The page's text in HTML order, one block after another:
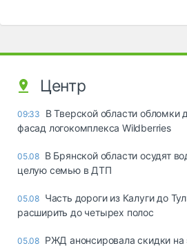
Центр
09:33
В Тверской области обломки
фасад логокомплекса Wildberries
05.08 В Брянской области осудят
целую семью в ДТП
05.08 Часть дороги из Калуги до
расширить до четырех полос
05.08 РЖД анонсировала скидки на